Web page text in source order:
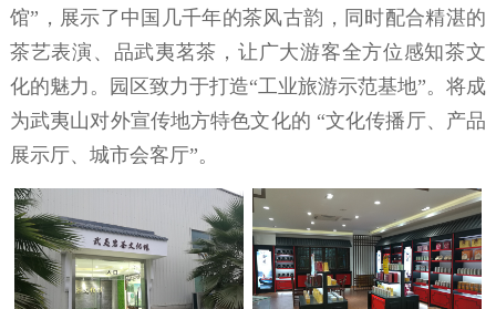
馆”，展示了中国几千年的茶风古韵，同时配合精湛的
茶艺表演、品武夷茗茶，让广大游客全方位感知茶文
化的魅力。园区致力于打造“工业旅游示范基地”。将成
为武夷山对外宣传地方特色文化的 “文化传播厅、产品
展示厅、城市会客厅”。